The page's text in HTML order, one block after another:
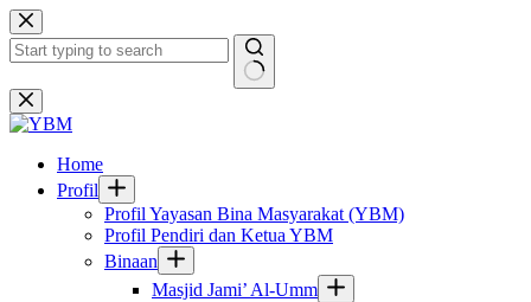
Skip
to
content
No
results
Home
Profil
Profil Yayasan Bina Masyarakat (YBM)
Profil Pendiri dan Ketua YBM
Binaan
Masjid Jami’ Al-Umm